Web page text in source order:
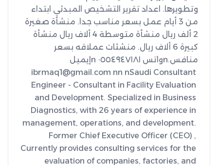
ibrmaq1@gmail.com nn nSaudi Consultant
Engineer - Consultant in Facility Evaluation
and Development. Specialized in Business
Diagnostics, with 26 years of experience in
management, operations, and development.
Former Chief Executive Officer (CEO) ,
Currently provides consulting services for the
evaluation of companies, factories, and